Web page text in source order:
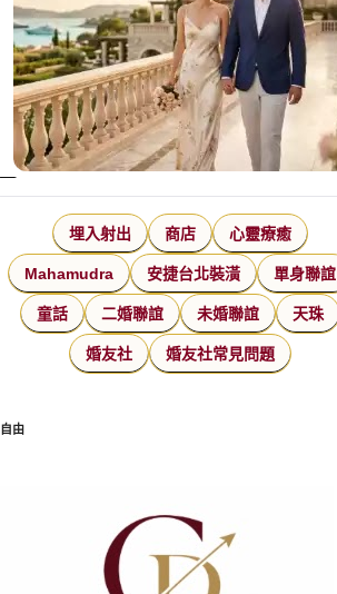
埋入射出 商店 心靈療癒
Mahamudra 安捷台北裝潢 單身聯誼
童話 二婚聯誼 未婚聯誼 天珠
婚友社 婚友社常見問題
自由